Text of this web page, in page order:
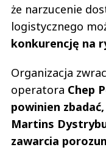
że narzucenie
logistycznego
konkurencję na
Organizacja
operatora Chep
powinien
Martins
zawarcia